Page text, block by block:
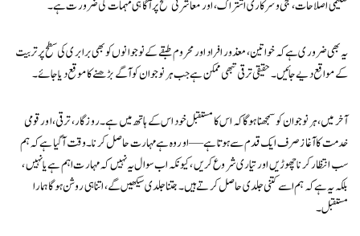
تعلیمی اصلاحات، نجی و سرکاری اشتراک، اور معاشرتی سطح پر آگاہی مہمات کی ضرورت ہے۔
یہ بھی ضروری ہے کہ خواتین، معذور افراد اور محروم طبقے کے نوجوانوں کو بھی برابری کی سطح پر تربیت
کے مواقع دیے جائیں۔ حقیقی ترقی تبھی ممکن ہے جب ہر نوجوان کو آگے بڑھنے کا موقع دیا جائے۔
آخر میں، ہر نوجوان کو سمجھنا ہوگا کہ اس کا مستقبل خود اس کے ہاتھ میں ہے۔ روزگار، ترقی، اور قومی
خدمت کا آغاز صرف ایک قدم سے ہوتا ہے—اور وہ ہے مہارت حاصل کرنا۔ وقت آ گیا ہے کہ ہم
سب انتظار کرنا چھوڑیں اور تیاری شروع کریں، کیونکہ اب سوال یہ نہیں کہ مہارت اہم ہے یا نہیں،
بلکہ یہ ہے کہ ہم اسے کتنی جلدی حاصل کرتے ہیں۔ جتنا جلدی سیکھیں گے، اتنا ہی روشن ہوگا ہمارا
مستقبل۔